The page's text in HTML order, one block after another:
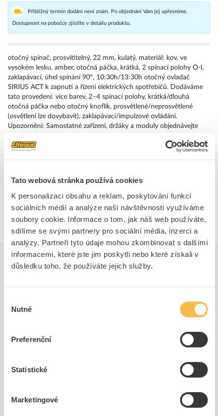
Tato webová stránka používá cookies
K personalizaci obsahu a reklam, poskytování funkcí
sociálních médií a analýze naší návštěvnosti využíváme
soubory cookie. Informace o tom, jak náš web používáte,
sdílíme se svými partnery pro sociální média, inzerci a
analýzy. Partneři tyto údaje mohou zkombinovat s dalšími
informacemi, které jste jim poskytli nebo které získali v
důsledku toho, že používáte jejich služby.
souhlasu
Nutné
Preferenční
Statistické
Marketingové
Přibližný termín dodání není znám. Po objednání Vám jej upřesníme.
Dostupnost na pobočce zjistíte v detailu produktu.
otočný spínač, prosvítitelný, 22 mm, kulatý, materiál: kov, ve
vysokém lesku, amber, otočná páčka, krátká, 2 spínací polohy O-I,
zaklapávací, úhel spínání 90°, 10:30h/13:30h otočný ovladač
SIRIUS ACT k zapnutí a řízení elektrických spotřebičů. Dodáváme
tato provedení: více barev, 2–4 spínací polohy, krátká/dlouhá
otočná páčka nebo otočný knoflík, prosvětlené/neprosvětlené
(osvětlení lze dovybavit), zaklapávací/impulzové ovládání.
Upozornění: Samostatné zařízení, držáky a moduly objednávejte
Značka SIEMENS
Přední kryty pro přepínače
Druh ochrany ( NEMA)
Související produkty
Kód ELFETEX 11.297.906
3SU1400-1AA10-1DA0
11.297.146